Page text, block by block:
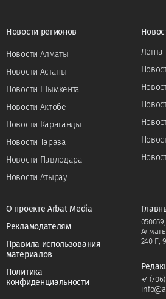
Новости регионов
Новости Алматы
Новости Астаны
Новости Шымкента
Новости Актобе
Новости Караганды
Новости Тараза
Новости Павлодара
Новости Атырау
Лента
О проекте Arbat Media
Рекламодателям
Правила использования
материалов
Политика
конфиденциальности
240 Г,
+7